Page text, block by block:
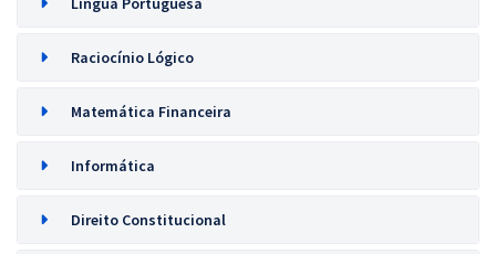
Raciocínio Lógico
Matemática Financeira
Informática
Direito Constitucional